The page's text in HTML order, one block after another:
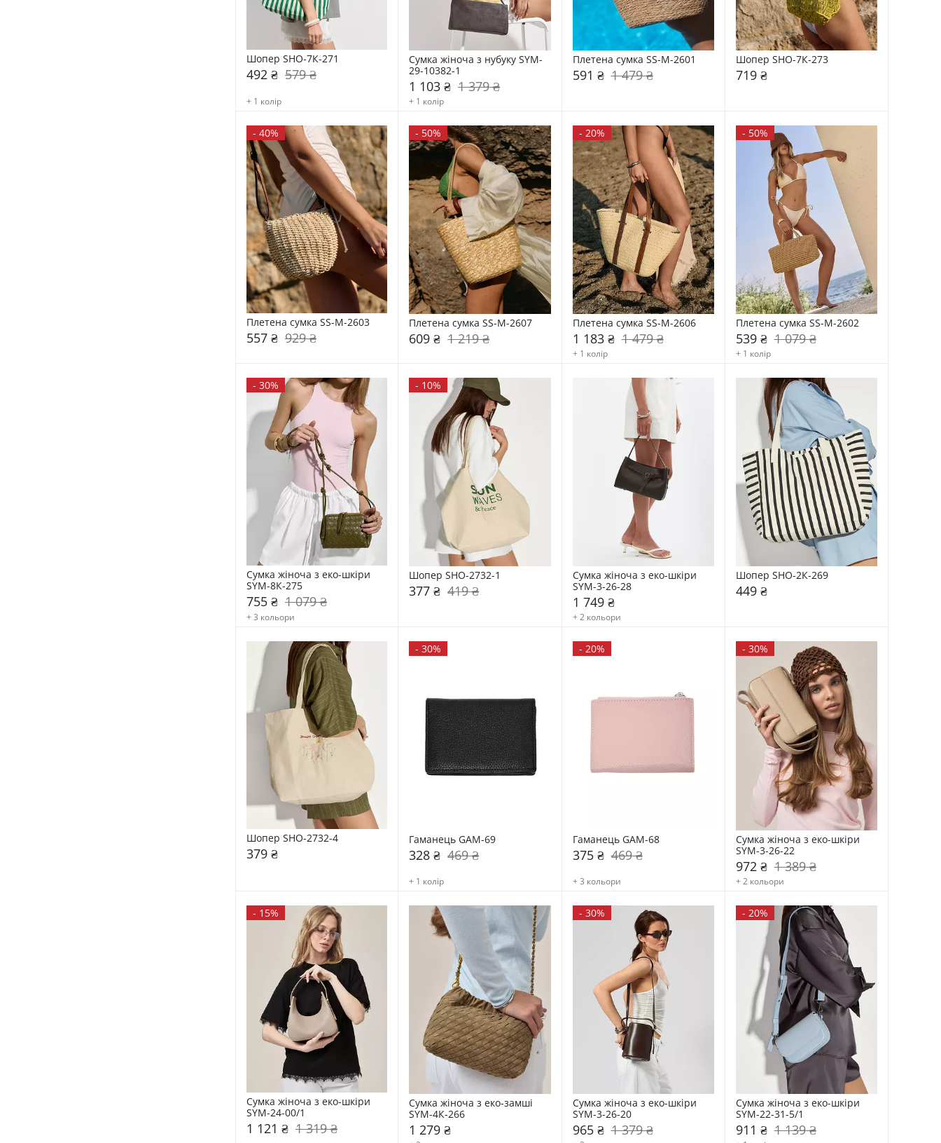
Шопер SHO-7К-271
492 ₴ 579 ₴
+ 1 колір
Сумка жіноча з нубуку SYM-
29-10382-1
1 103 ₴ 1 379 ₴
+ 1 колір
Плетена сумка SS-M-2601
591 ₴ 1 479 ₴
Шопер SHO-7К-273
719 ₴
- 40%
Плетена сумка SS-M-2603
557 ₴ 929 ₴
- 50%
Плетена сумка SS-M-2607
609 ₴ 1 219 ₴
- 20%
Плетена сумка SS-M-2606
1 183 ₴ 1 479 ₴
+ 1 колір
- 50%
Плетена сумка SS-M-2602
539 ₴ 1 079 ₴
+ 1 колір
- 30%
Сумка жіноча з еко-шкіри
SYM-8К-275
755 ₴ 1 079 ₴
+ 3 кольори
- 10%
Шопер SHO-2732-1
377 ₴ 419 ₴
Сумка жіноча з еко-шкіри
SYM-3-26-28
1 749 ₴
+ 2 кольори
Шопер SHO-2К-269
449 ₴
Шопер SHO-2732-4
379 ₴
-30%
Гаманець GAM-69
328 ₴ 469 ₴
+ 1 колір
- 20%
Гаманець GAM-68
375 ₴ 469 ₴
+ 3 кольори
- 30%
Сумка жіноча з еко-шкіри
SYM-3-26-22
972 ₴ 1 389 ₴
+ 2 кольори
- 15%
Сумка жіноча з еко-шкіри
SYM-24-00/1
1 121 ₴ 1 319 ₴
Сумка жіноча з еко-замші
SYM-4К-266
1 279 ₴
- 30%
Сумка жіноча з еко-шкіри
SYM-3-26-20
965 ₴ 1 379 ₴
- 20%
Сумка жіноча з еко-шкіри
SYM-22-31-5/1
911 ₴ 1 139 ₴